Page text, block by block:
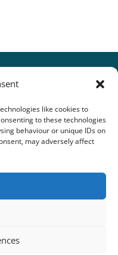
like cookies to
to these technologies
behaviour or unique IDs on
may adversely affect